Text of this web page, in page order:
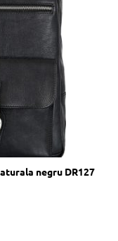
negru DR127